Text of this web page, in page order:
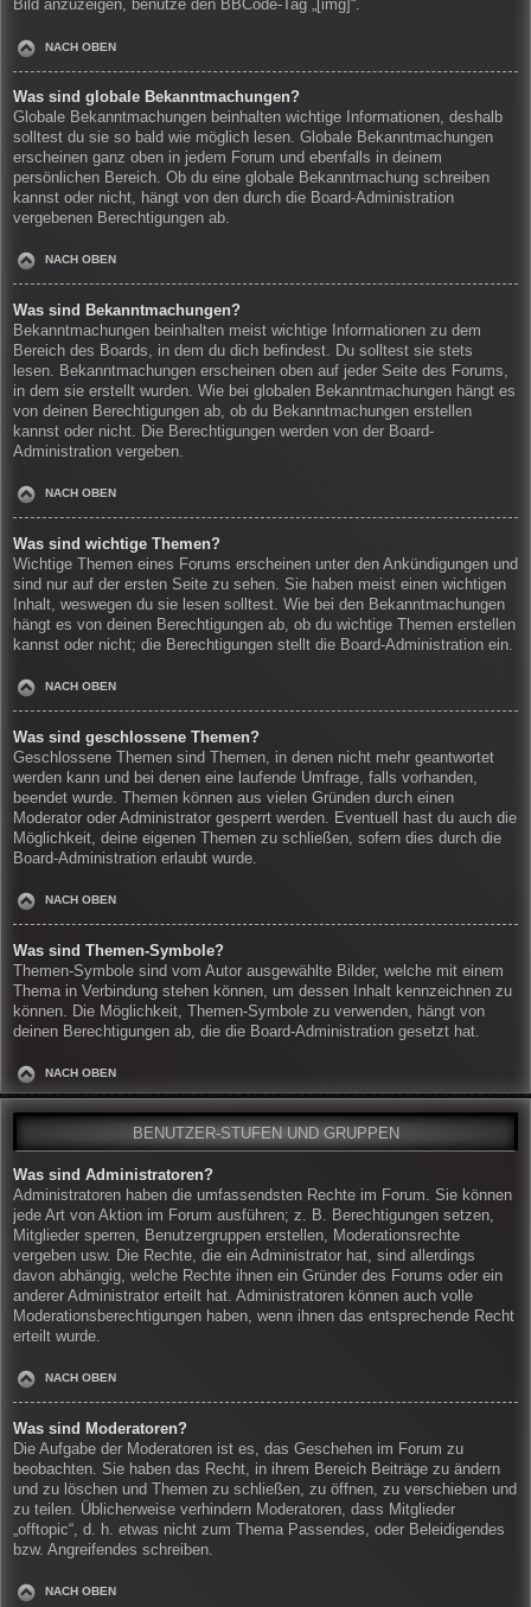
Bild anzuzeigen, benutze den BBCode-Tag „[img]“.
NACH OBEN
Was sind globale Bekanntmachungen?
Globale Bekanntmachungen beinhalten wichtige Informationen, deshalb
solltest du sie so bald wie möglich lesen. Globale Bekanntmachungen
erscheinen ganz oben in jedem Forum und ebenfalls in deinem
persönlichen Bereich. Ob du eine globale Bekanntmachung schreiben
kannst oder nicht, hängt von den durch die Board-Administration
vergebenen Berechtigungen ab.
NACH OBEN
Was sind Bekanntmachungen?
Bekanntmachungen beinhalten meist wichtige Informationen zu dem
Bereich des Boards, in dem du dich befindest. Du solltest sie stets
lesen. Bekanntmachungen erscheinen oben auf jeder Seite des Forums,
in dem sie erstellt wurden. Wie bei globalen Bekanntmachungen hängt es
von deinen Berechtigungen ab, ob du Bekanntmachungen erstellen
kannst oder nicht. Die Berechtigungen werden von der Board-
Administration vergeben.
NACH OBEN
Was sind wichtige Themen?
Wichtige Themen eines Forums erscheinen unter den Ankündigungen und
sind nur auf der ersten Seite zu sehen. Sie haben meist einen wichtigen
Inhalt, weswegen du sie lesen solltest. Wie bei den Bekanntmachungen
hängt es von deinen Berechtigungen ab, ob du wichtige Themen erstellen
kannst oder nicht; die Berechtigungen stellt die Board-Administration ein.
NACH OBEN
Was sind geschlossene Themen?
Geschlossene Themen sind Themen, in denen nicht mehr geantwortet
werden kann und bei denen eine laufende Umfrage, falls vorhanden,
beendet wurde. Themen können aus vielen Gründen durch einen
Moderator oder Administrator gesperrt werden. Eventuell hast du auch die
Möglichkeit, deine eigenen Themen zu schließen, sofern dies durch die
Board-Administration erlaubt wurde.
NACH OBEN
Was sind Themen-Symbole?
Themen-Symbole sind vom Autor ausgewählte Bilder, welche mit einem
Thema in Verbindung stehen können, um dessen Inhalt kennzeichnen zu
können. Die Möglichkeit, Themen-Symbole zu verwenden, hängt von
deinen Berechtigungen ab, die die Board-Administration gesetzt hat.
NACH OBEN
BENUTZER-STUFEN UND GRUPPEN
Was sind Administratoren?
Administratoren haben die umfassendsten Rechte im Forum. Sie können
jede Art von Aktion im Forum ausführen; z. B. Berechtigungen setzen,
Mitglieder sperren, Benutzergruppen erstellen, Moderationsrechte
vergeben usw. Die Rechte, die ein Administrator hat, sind allerdings
davon abhängig, welche Rechte ihnen ein Gründer des Forums oder ein
anderer Administrator erteilt hat. Administratoren können auch volle
Moderationsberechtigungen haben, wenn ihnen das entsprechende Recht
erteilt wurde.
NACH OBEN
Was sind Moderatoren?
Die Aufgabe der Moderatoren ist es, das Geschehen im Forum zu
beobachten. Sie haben das Recht, in ihrem Bereich Beiträge zu ändern
und zu löschen und Themen zu schließen, zu öffnen, zu verschieben und
zu teilen. Üblicherweise verhindern Moderatoren, dass Mitglieder
„offtopic“, d. h. etwas nicht zum Thema Passendes, oder Beleidigendes
bzw. Angreifendes schreiben.
NACH OBEN